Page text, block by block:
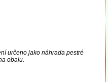
určeno jako náhrada pestré
obalu.